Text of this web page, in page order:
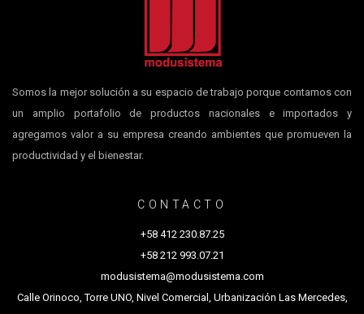
Somos la mejor solución a su espacio de trabajo porque contamos con
un amplio portafolio de productos nacionales e importados y
agregamos valor a su empresa creando ambientes que promueven la
productividad y el bienestar.
CONTACTO
+58 412 230.87.25
+58 212 993.07.21
modusistema@modusistema.com
Calle Orinoco, Torre UNO, Nivel Comercial, Urbanización Las Mercedes,